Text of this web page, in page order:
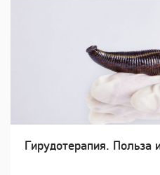
Гирудотерапия. Польза